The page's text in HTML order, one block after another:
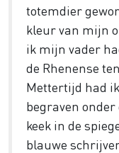
totemdier
kleur van mijn
ik mijn vader
de Rhenense
Mettertijd had
begraven
keek in de
blauwe